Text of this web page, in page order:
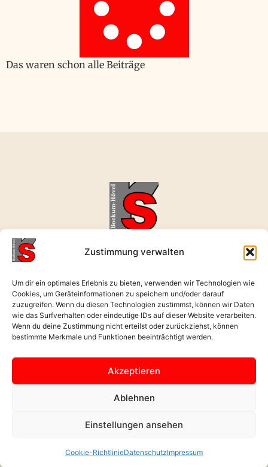
Zustimmung verwalten
Um dir ein optimales Erlebnis zu bieten, verwenden wir Technologien wie
Cookies, um Geräteinformationen zu speichern und/oder darauf
zuzugreifen. Wenn du diesen Technologien zustimmst, können wir Daten
wie das Surfverhalten oder eindeutige IDs auf dieser Website verarbeiten.
Wenn du deine Zustimmung nicht erteilst oder zurückziehst, können
bestimmte Merkmale und Funktionen beeinträchtigt werden.
Akzeptieren
Ablehnen
Einstellungen ansehen
Cookie-RichtlinieDatenschutzImpressum
Das waren schon alle Beiträge
Zurück nach
oben
realschule-bockum-hoevel@rerb.schulen-hamm.de
02381 496631
Wernerstraße 9, 59075 Hamm
Öffnungszeiten: Mo. - Fr. : 08:00 - 17:00 Uhr
Cookie-Richtlinie (EU)
07/08/2026 /// Von Mert Yildirim